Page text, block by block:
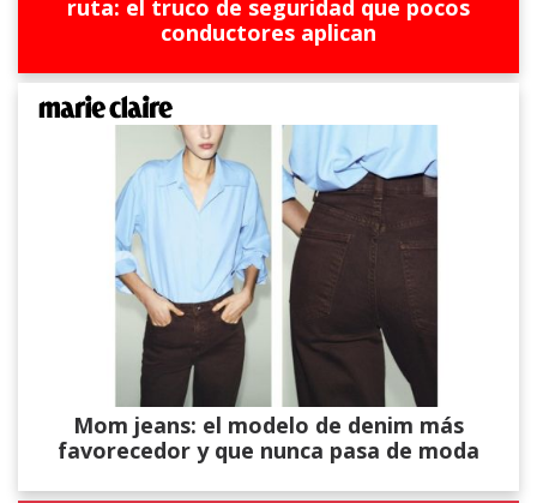
ruta: el truco de seguridad que pocos
conductores aplican
Mom jeans: el modelo de denim más
favorecedor y que nunca pasa de moda